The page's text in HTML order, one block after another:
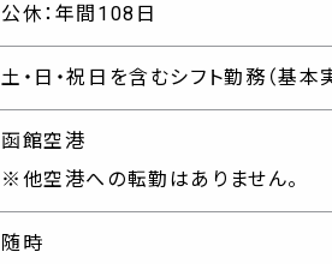
公休：年間108日
土・日・祝日を含むシフト勤務（基
函館空港
※他空港への転勤はありません。
随時